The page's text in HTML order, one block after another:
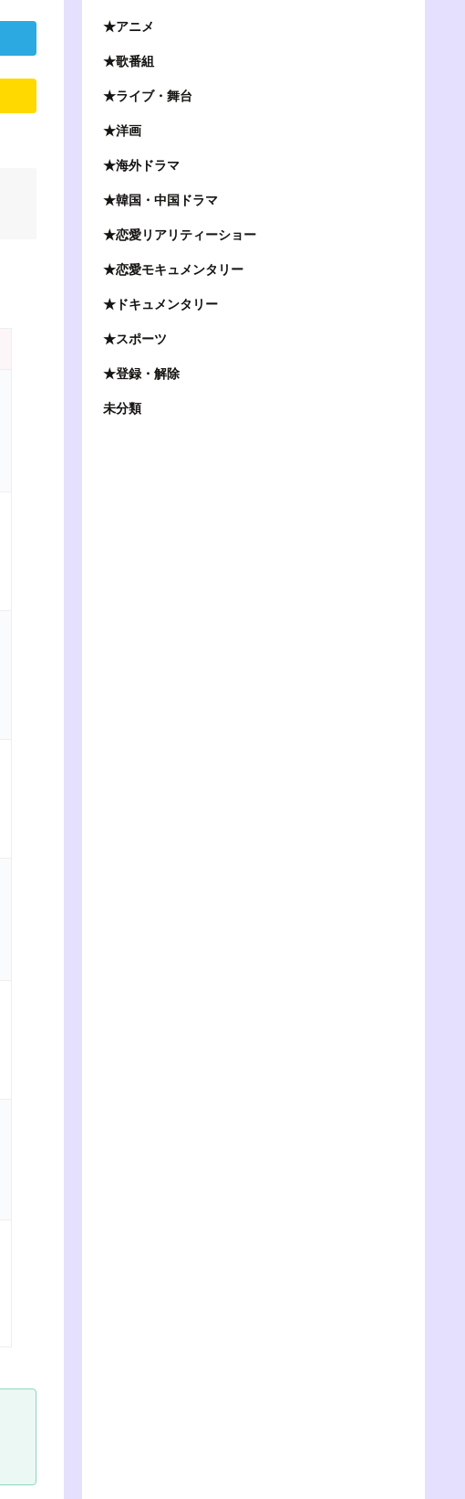
★アニメ
★歌番組
★ライブ・舞台
★洋画
★海外ドラマ
★韓国・中国ドラマ
★恋愛リアリティーショー
★恋愛モキュメンタリー
★ドキュメンタリー
★スポーツ
★登録・解除
未分類